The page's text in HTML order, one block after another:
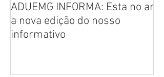
ADUEMG INFORMA: Esta no ar
a nova edição do nosso
informativo